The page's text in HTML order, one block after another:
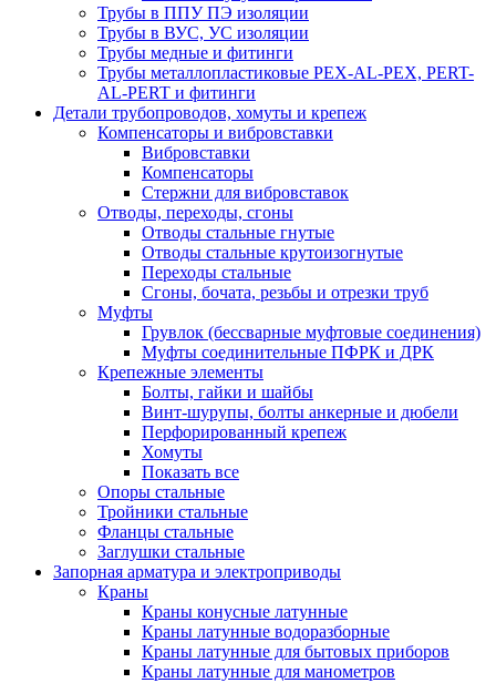
Трубы в ППУ ПЭ изоляции
Трубы в ВУС, УС изоляции
Трубы медные и фитинги
Трубы металлопластиковые PEX-AL-PEX, PERT-
AL-PERT и фитинги
Детали трубопроводов, хомуты и крепеж
Компенсаторы и вибровставки
Вибровставки
Компенсаторы
Стержни для вибровставок
Отводы, переходы, сгоны
Отводы стальные гнутые
Отводы стальные крутоизогнутые
Переходы стальные
Сгоны, бочата, резьбы и отрезки труб
Муфты
Грувлок (бессварные муфтовые соединения)
Муфты соединительные ПФРК и ДРК
Крепежные элементы
Болты, гайки и шайбы
Винт-шурупы, болты анкерные и дюбели
Перфорированный крепеж
Хомуты
Показать все
Опоры стальные
Тройники стальные
Фланцы стальные
Заглушки стальные
Запорная арматура и электроприводы
Краны
Краны конусные латунные
Краны латунные водоразборные
Краны латунные для бытовых приборов
Краны латунные для манометров